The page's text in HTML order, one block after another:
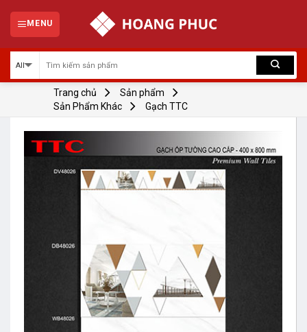
content
MENU
Trang chủ
Sản phẩm
Sản Phẩm Khác
Gạch TTC